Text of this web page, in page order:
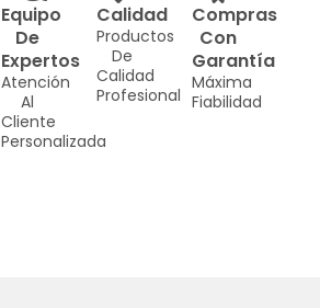
Equipo
De
Expertos
Atención
Al
Cliente
Personalizada
Calidad
Productos
De
Calidad
Profesional
Compras
Con
Garantía
Máxima
Fiabilidad